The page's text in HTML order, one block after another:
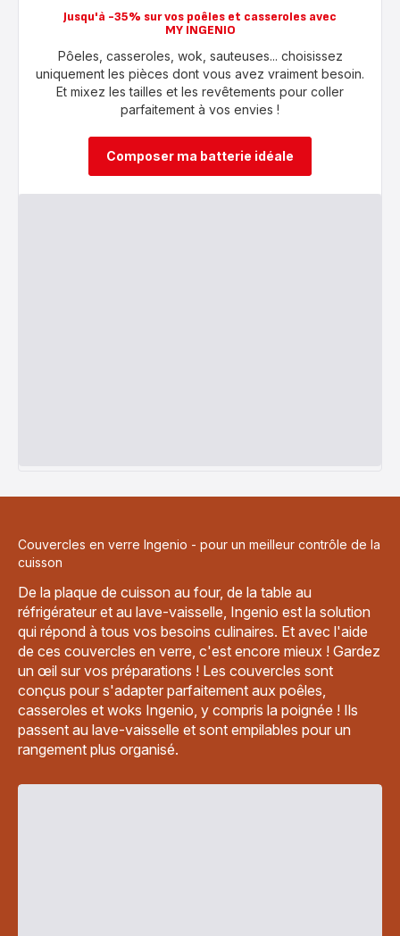
Jusqu'à -35% sur vos poêles et casseroles avec
MY INGENIO
Pôeles, casseroles, wok, sauteuses... choisissez
uniquement les pièces dont vous avez vraiment besoin.
Et mixez les tailles et les revêtements pour coller
parfaitement à vos envies !
Composer ma batterie idéale
Couvercles en verre Ingenio - pour un meilleur contrôle de la
cuisson
De la plaque de cuisson au four, de la table au
réfrigérateur et au lave-vaisselle, Ingenio est la solution
qui répond à tous vos besoins culinaires. Et avec l'aide
de ces couvercles en verre, c'est encore mieux ! Gardez
un œil sur vos préparations ! Les couvercles sont
conçus pour s'adapter parfaitement aux poêles,
casseroles et woks Ingenio, y compris la poignée ! Ils
passent au lave-vaisselle et sont empilables pour un
rangement plus organisé.